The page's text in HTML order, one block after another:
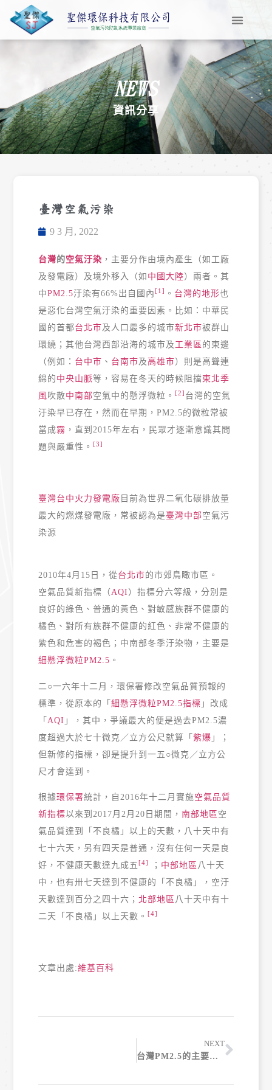
NEWS
資訊分享
臺灣空氣污染
9 3 月, 2022
台灣的空氣汙染 ，主要分作由境內產生（如工廠
及發電廠）及境外移入（如 中國大陸）兩者。其
中PM2.5汙染有66%出自國內 [1] 。 台灣的地形也
是惡化台灣空氣汙染的重要因素。比如：中華民
國的首都台北市 及人口最多的城市新北市被群山
環繞；其他台灣西部沿海的城市及 工業區 的東邊
（例如： 台中市 、 台南市 及 高雄市）則是高聳連
綿的 中央山脈等，容易在冬天的時候阻擋東北季
風 吹散中南部 空氣中的懸浮微粒。 [2] 台灣的空氣
汙染早已存在，然而在早期，PM2.5的微粒常被
當成霧 ，直到2015年左右，民眾才逐漸意識其問
題與嚴重性。
[3]
臺灣台中火力發電廠 目前為世界二氧化碳排放量
最大的燃煤發電廠，常被認為是臺灣中部 空氣污
染源
2010年4月15日，從台北市的市郊鳥瞰市區。
空氣品質新指標（AQI ）指標分六等級，分別是
良好的綠色、普通的黃色、對敏感族群不健康的
橘色、對所有族群不健康的紅色、非常不健康的
紫色和危害的褐色；中南部冬季汙染物，主要是
細懸浮微粒PM2.5 。
二○一六年十二月，環保署修改空氣品質預報的
標準，從原本的「 細懸浮微粒PM2.5指標 」改成
「 AQI 」，其中，爭議最大的便是過去PM2.5濃
度超過大於七十微克／立方公尺就算「 紫爆 」；
但新修的指標，卻是提升到一五○微克／立方公
尺才會達到。
根據環保署統計，自2016年十二月實施空氣品質
新指標以來到2017月2月20日期間， 南部地區 空
氣品質達到「不良橘」以上的天數，八十天中有
七十六天，另有四天是普通，沒有任何一天是良
好，不健康天數達九成五 [4] ； 中部地區 八十天
中，也有卅七天達到不健康的「不良橘」，空汙
天數達到百分之四十六； 北部地區 八十天中有十
二天「不良橘」以上天數。
[4]
文章出處:維基百科
NEXT
台灣PM2.5的主要污染來源